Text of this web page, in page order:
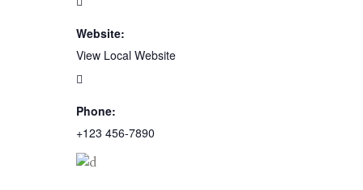
Website:
View Local Website
Phone:
+123 456-7890